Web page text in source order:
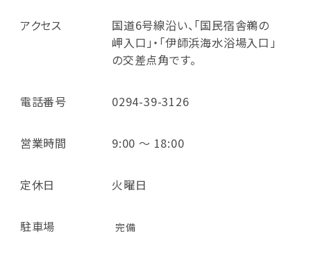
アクセス
国道6号線沿い、「国民宿舎鵜の
岬入口」・「伊師浜海水浴場入口」
の交差点角です。
電話番号 0294-39-3126
営業時間 9:00 ～ 18:00
定休日 火曜日
駐車場 完備